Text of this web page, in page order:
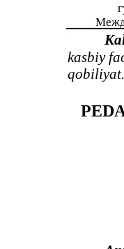
kasbiy
qobiliyat.